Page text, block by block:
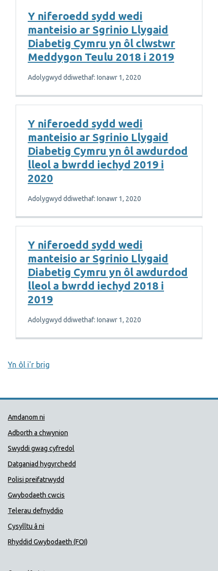
Y niferoedd sydd wedi
manteisio ar Sgrinio Llygaid
Diabetig Cymru yn ôl clwstwr
Meddygon Teulu 2018 i 2019
Adolygwyd ddiwethaf: Ionawr 1, 2020
Y niferoedd sydd wedi
manteisio ar Sgrinio Llygaid
Diabetig Cymru yn ôl awdurdod
lleol a bwrdd iechyd 2019 i
2020
Adolygwyd ddiwethaf: Ionawr 1, 2020
Y niferoedd sydd wedi
manteisio ar Sgrinio Llygaid
Diabetig Cymru yn ôl awdurdod
lleol a bwrdd iechyd 2018 i
2019
Adolygwyd ddiwethaf: Ionawr 1, 2020
Yn ôl i'r brig
Dolenni Cymorth Iechyd
Amdanom ni
Adborth a chwynion
Swyddi gwag cyfredol
Datganiad hygyrchedd
Polisi preifatrwydd
Gwybodaeth cwcis
Telerau defnyddio
Cysylltu â ni
Rhyddid Gwybodaeth (FOI)